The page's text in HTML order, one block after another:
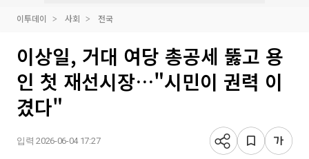
이투데이 사회 전국
이상일, 거대 여당 총공세 뚫고 용
인 첫 재선시장…"시민이 권력 이
겼다"
입력 2026-06-04 17:27